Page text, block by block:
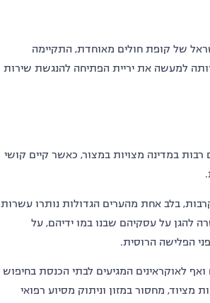
של קופת חולים מאוחדת, התקיימה
היוותה למעשה את יריית הפתיחה להנגשת שירות
רבות במדינה מצויות במצור, כאשר קיים קושי
בלב אחת מהערים הגדולות נותרו עשרות
להגן על עסקיהם שבנו במו ידיהם, על
הפלישה הרוסית.
לאוקראינים המגיעים לבתי הכנסת בחיפוש
מציוד, מחסור במזון וניתוק מסיוע רפואי